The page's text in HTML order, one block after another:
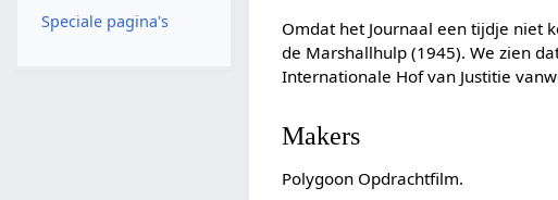
Omdat het Journaal een tijdje niet
de Marshallhulp (1945). We zien
Internationale Hof van Justitie
Makers
Polygoon Opdrachtfilm.
Speciale pagina's